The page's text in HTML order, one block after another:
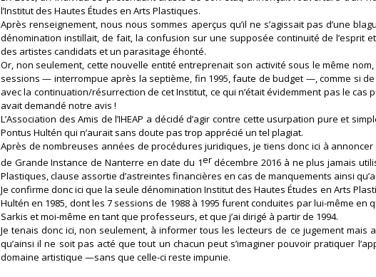
l’Institutdes Hautes Études en Arts Plastiques.
Après renseignement, nous nous sommes aperçus qu’il ne s’agissait pas d’une
dénomination instillait, de fait, la confusion sur une supposée continuité de l’esprit
des artistes candidats et un parasitage éhonté.
Or, non seulement, cette nouvelle entité entreprenait son activité sous le même
sessions — interrompue après la septième, fin 1995, faute de budget —, comme si de
avec la continuation/résurrection de cet Institut, ce qui n’était évidemment pas le
avait demandé notre avis !
L’Association des Amis de l’IHEAP a décidé d’agir contre cette usurpation pure et
Pontus Hultén qui n’aurait sans doute pas trop apprécié un tel plagiat.
Après de nombreuses années de procédures juridiques, je tiens donc ici à
de Grande Instance de Nanterre en date du 1erdécembre 2016 à ne plus jamais
Plastiques, clause assortie d’astreintes financières en cas de manquements ainsi
Je confirme donc ici que la seule dénomination Institut des Hautes Études en Arts
Hultén en 1985, dont les 7 sessions de 1988 à 1995 furent conduites par lui-même
Sarkis et moi-même en tant que professeurs, et que j’ai dirigé à partir de 1994.
Je tenais donc ici, non seulement, à informer tous les lecteurs de ce jugement
qu’ainsi il ne soit pas acté que tout un chacun peut s’imaginer pouvoir pratiquer
domaine artistique —sans que celle-ci reste impunie.